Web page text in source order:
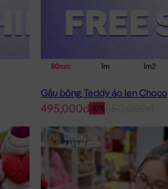
80cm 1m 1m2
Gấu bông Teddy áo len Choco
550,000đ
-10%
495,000đ